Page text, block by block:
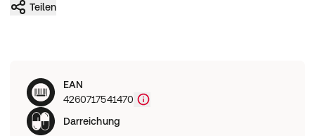
Teilen
EAN
4260717541470
Darreichung